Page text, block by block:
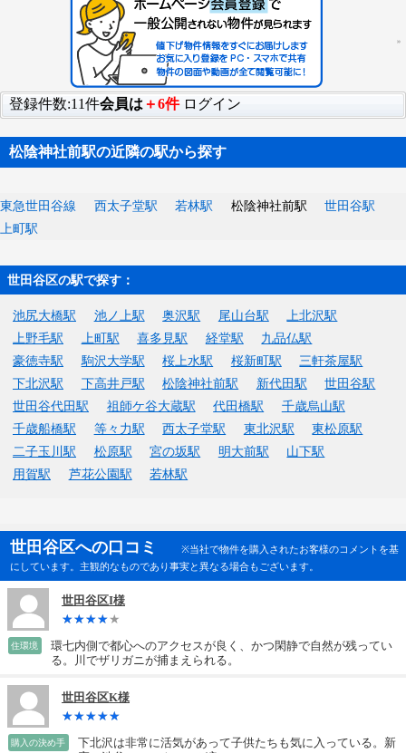
登録件数:11件会員は ＋6件 ログイン
松陰神社前駅の近隣の駅から探す
東急世田谷線 西太子堂駅 若林駅 松陰神社前駅
世田谷駅
上町駅
世田谷区の駅で探す：
池尻大橋駅 池ノ上駅 奥沢駅 尾山台駅
上北沢駅
上野毛駅
上町駅 喜多見駅 経堂駅
九品仏駅
豪徳寺駅
駒沢大学駅 桜上水駅 桜新町駅
三軒茶屋駅
下北沢駅
下高井戸駅 松陰神社前駅 新代田駅
世田谷駅
世田谷代田駅
祖師ケ谷大蔵駅 代田橋駅
千歳烏山駅
千歳船橋駅
等々力駅 西太子堂駅 東北沢駅
東松原駅
二子玉川駅
松原駅 宮の坂駅 明大前駅
山下駅
用賀駅
芦花公園駅 若林駅
世田谷区への口コミ
※当社で物件を購入されたお客様のコメントを基
にしています。主観的なものであり事実と異なる場合もございます。
世田谷区I様
住環境
環七内側で都心へのアクセスが良く、かつ閑静で自然が残ってい
る。川でザリガニが捕まえられる。
世田谷区K様
購入の決め手
下北沢は非常に活気があって子供たちも気に入っている。新